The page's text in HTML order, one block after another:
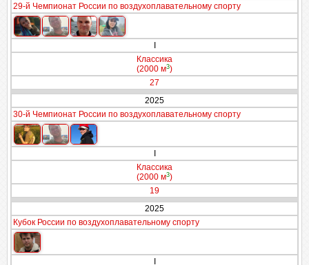
29-й Чемпионат России по воздухоплавательному спорту
Классика
(2000 м3)
27
2025
30-й Чемпионат России по воздухоплавательному спорту
Классика
(2000 м3)
19
2025
Кубок России по воздухоплавательному спорту